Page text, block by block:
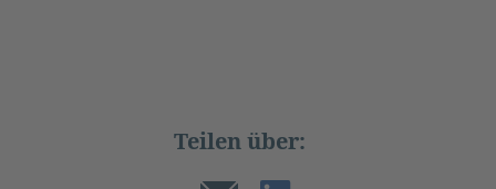
Teilen über: